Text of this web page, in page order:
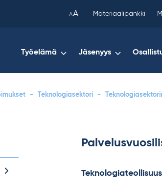
AA Materiaalipankki
Työelämä Jäsenyys
- Teknologiasektori -
Teknologiateollisuus
copied
your
clipboard.)